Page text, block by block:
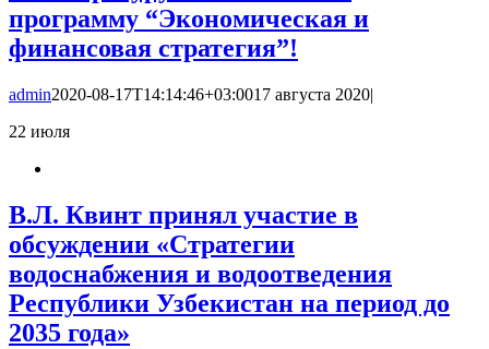
программу “Экономическая и
финансовая стратегия”!
admin2020-08-17T14:14:46+03:0017 августа 2020|
22 июля
В.Л. Квинт принял участие в
обсуждении «Стратегии
водоснабжения и водоотведения
Республики Узбекистан на период до
2035 года»